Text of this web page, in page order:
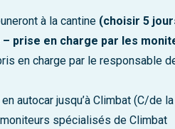
à la cantine (choisir 5
prise en charge par les
en charge par le responsable
autocar jusqu’à Climbat (C/de
spécialisés de Climbat